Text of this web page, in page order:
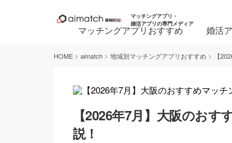
マッチングアプリ・
婚活アプリの専門メディア
マッチングアプリおすすめ 婚活
HOME > aimatch > 地域別マッチングアプリおすすめ > 【
【2026年7月】大阪のお
説！